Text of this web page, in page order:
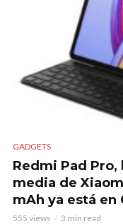
GADGETS
Redmi Pad
media de
mAh ya está en
555 views 3 min read